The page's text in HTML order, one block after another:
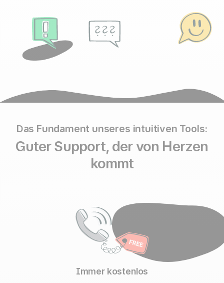
Das Fundament unseres intuitiven Tools:
Guter Support, der von Herzen
kommt
Immer kostenlos